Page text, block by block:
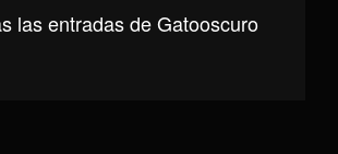
las entradas de Gatooscuro